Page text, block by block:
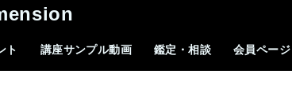
ト 講座サンプル動画 鑑定・相談 会員ページ